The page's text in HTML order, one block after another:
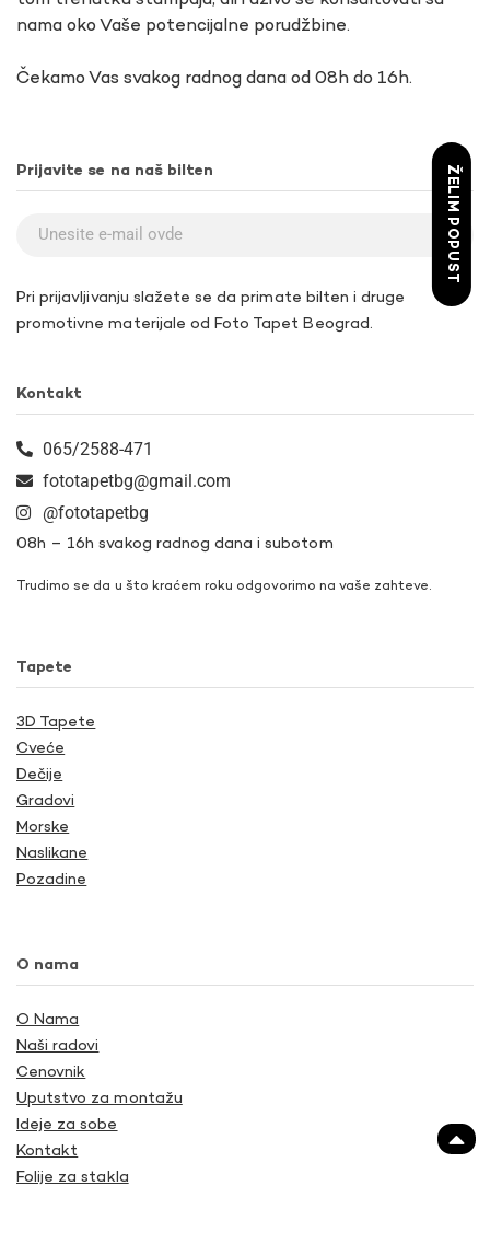
nama oko Vaše potencijalne porudžbine.
Čekamo Vas svakog radnog dana od 08h do 16h.
Prijavite se na naš bilten
Pri prijavljivanju slažete se da primate bilten i druge
promotivne materijale od Foto Tapet Beograd.
Kontakt
065/2588-471
fototapetbg@gmail.com
@fototapetbg
08h – 16h svakog radnog dana i subotom
Trudimo se da u što kraćem roku odgovorimo na vaše zahteve.
Tapete
3D Tapete
Cveće
Dečije
Gradovi
Morske
Naslikane
Pozadine
O nama
O Nama
Naši radovi
Cenovnik
Uputstvo za montažu
Ideje za sobe
Kontakt
Folije za stakla
ŽELIM POPUST